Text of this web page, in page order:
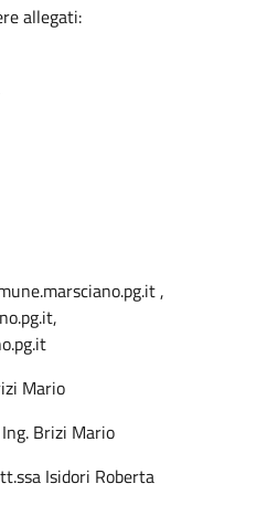
allegati:
,
Mario
Brizi Mario
Isidori Roberta